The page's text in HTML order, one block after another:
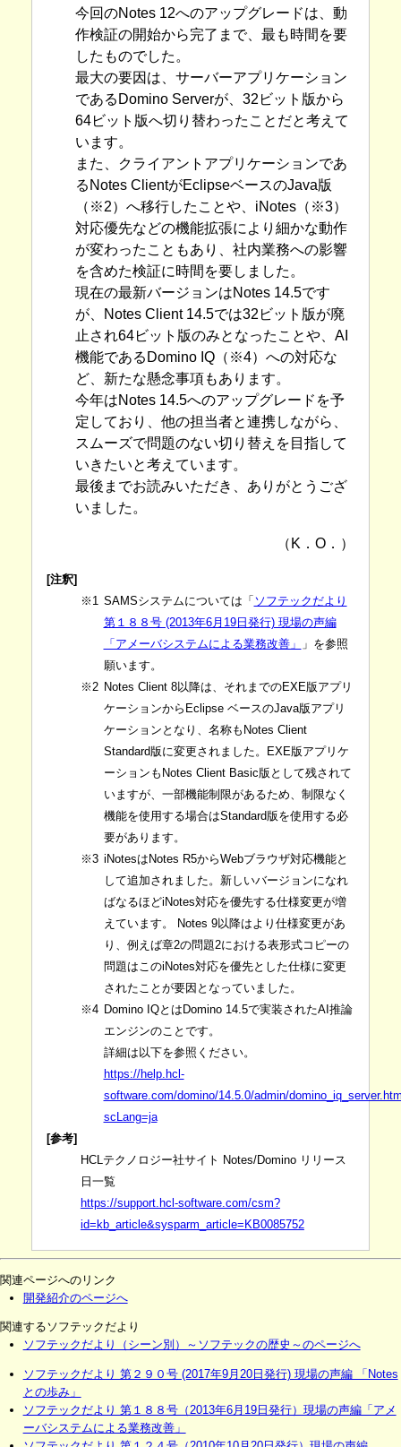
今回のNotes 12へのアップグレードは、動
作検証の開始から完了まで、最も時間を要
したものでした。
最大の要因は、サーバーアプリケーション
であるDomino Serverが、32ビット版から
64ビット版へ切り替わったことだと考えて
います。
また、クライアントアプリケーションであ
るNotes ClientがEclipseベースのJava版
（※2）へ移行したことや、iNotes（※3）
対応優先などの機能拡張により細かな動作
が変わったこともあり、社内業務への影響
を含めた検証に時間を要しました。
現在の最新バージョンはNotes 14.5です
が、Notes Client 14.5では32ビット版が廃
止され64ビット版のみとなったことや、AI
機能であるDomino IQ（※4）への対応な
ど、新たな懸念事項もあります。
今年はNotes 14.5へのアップグレードを予
定しており、他の担当者と連携しながら、
スムーズで問題のない切り替えを目指して
いきたいと考えています。
最後までお読みいただき、ありがとうござ
いました。
（K．O．）
[注釈]
※1 SAMSシステムについては「 ソフテックだより
第１８８号 (2013年6月19日発行) 現場の声編
「アメーバシステムによる業務改善」
」を参照
願います。
※2 Notes Client 8以降は、それまでのEXE版アプリ
ケーションからEclipse ベースのJava版アプリ
ケーションとなり、名称もNotes Client
Standard版に変更されました。EXE版アプリケ
ーションもNotes Client Basic版として残されて
いますが、一部機能制限があるため、制限なく
機能を使用する場合はStandard版を使用する必
要があります。
※3 iNotesはNotes R5からWebブラウザ対応機能と
して追加されました。新しいバージョンになれ
ばなるほどiNotes対応を優先する仕様変更が増
えています。 Notes 9以降はより仕様変更があ
り、例えば章2の問題2における表形式コピーの
問題はこのiNotes対応を優先とした仕様に変更
されたことが要因となっていました。
※4 Domino IQとはDomino 14.5で実装されたAI推論
エンジンのことです。
詳細は以下を参照ください。
https://help.hcl-
software.com/domino/14.5.0/admin/
scLang=ja
[参考]
HCLテクノロジー社サイト Notes/Domino リリース
日一覧
https://support.hcl-software.com/csm?
id=kb_article&sysparm_article=KB0085752
関連ページへのリンク
開発紹介のページへ
関連するソフテックだより
ソフテックだより（シーン別）～ソフテックの歴史～のページへ
ソフテックだより 第２９０号 (2017年9月20日発行) 現場の声編 「Notes
との歩み」
ソフテックだより 第１８８号（2013年6月19日発行）現場の声編「アメ
ーバシステムによる業務改善」